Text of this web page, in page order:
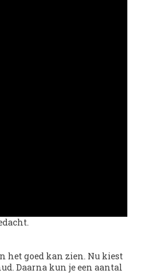
het goed kan zien. Nu kiest
Daarna kun je een aantal